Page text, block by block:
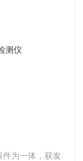
件为一体，获发